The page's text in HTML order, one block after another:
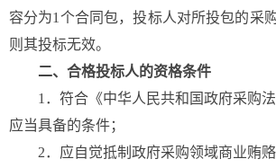
容分为1个合同包，投标人对所投包的采
则其投标无效。
二、合格投标人的资格条件
1．符合《中华人民共和国政府采购
应当具备的条件；
2．应自觉抵制政府采购领域商业贿赂